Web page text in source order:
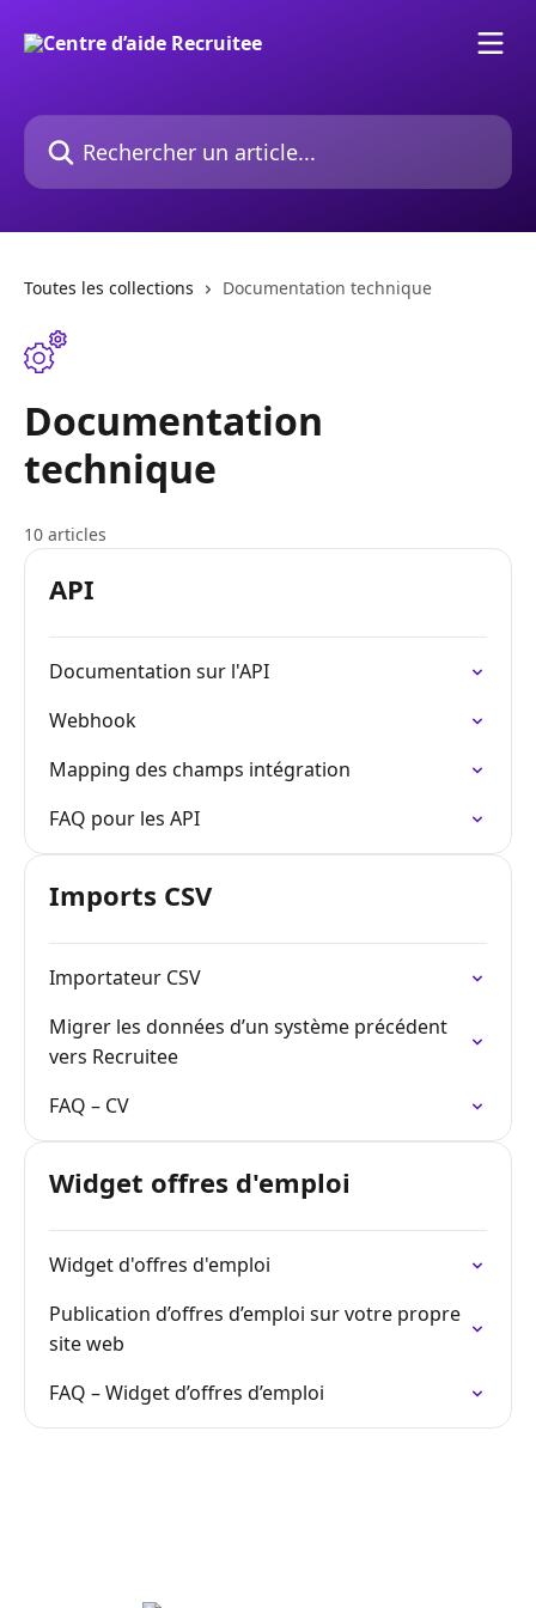
Rechercher un article...
Toutes les collections Documentation technique
Documentation
technique
10 articles
API
Documentation sur l'API
Webhook
Mapping des champs intégration
FAQ pour les API
Imports CSV
Importateur CSV
Migrer les données d’un système précédent
vers Recruitee
FAQ – CV
Widget offres d'emploi
Widget d'offres d'emploi
Publication d’offres d’emploi sur votre propre
site web
FAQ – Widget d’offres d’emploi